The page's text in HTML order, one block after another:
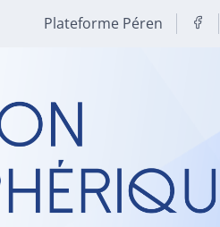
Plateforme Péren